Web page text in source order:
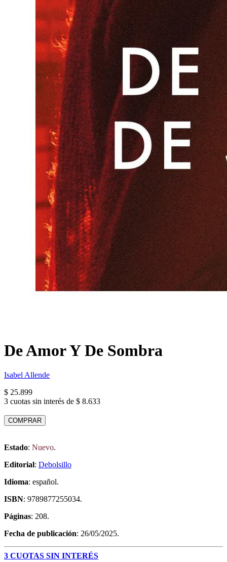
De Amor Y De Sombra
Isabel Allende
$ 25.899
3 cuotas sin interés de $ 8.633
COMPRAR
Estado: Nuevo.
Editorial: Debolsillo
Idioma: español.
ISBN: 9789877255034.
Páginas: 208.
Fecha de publicación: 26/05/2025.
3 CUOTAS SIN INTERÉS